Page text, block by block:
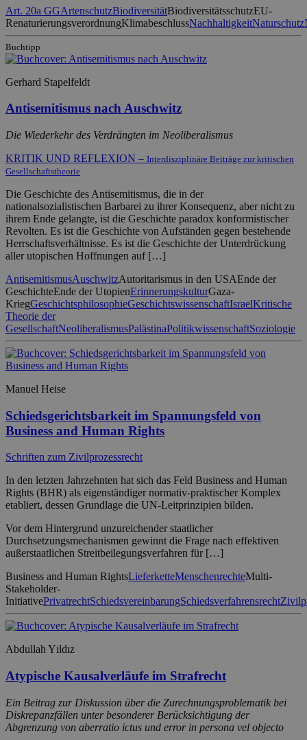
Art. 20a GGArtenschutzBiodiversitätBiodiversitätsschutzEU-
RenaturierungsverordnungKlimabeschlussNachhaltigkeitNaturschutz
Buchtipp
Gerhard Stapelfeldt
Antisemitismus nach Auschwitz
Die Wiederkehr des Verdrängten im Neoliberalismus
KRITIK UND REFLEXION – Interdisziplinäre Beiträge zur kritischen
Gesellschaftstheorie
Die Geschichte des Antisemitismus, die in der
nationalsozialistischen Barbarei zu ihrer Konsequenz, aber nicht zu
ihrem Ende gelangte, ist die Geschichte paradox konformistischer
Revolten. Es ist die Geschichte von Aufständen gegen bestehende
Herrschaftsverhältnisse. Es ist die Geschichte der Unterdrückung
aller utopischen Hoffnungen auf […]
AntisemitismusAuschwitzAutoritarismus in den USAEnde der
GeschichteEnde der UtopienErinnerungskulturGaza-
KriegGeschichtsphilosophieGeschichtswissenschaftIsraelKritische
Theorie der
GesellschaftNeoliberalismusPalästinaPolitikwissenschaftSoziologie
Manuel Heise
Schiedsgerichtsbarkeit im Spannungsfeld von
Business and Human Rights
Schriften zum Zivilprozessrecht
In den letzten Jahrzehnten hat sich das Feld Business and Human
Rights (BHR) als eigenständiger normativ-praktischer Komplex
etabliert, dessen Grundlage die UN-Leitprinzipien bilden.
Vor dem Hintergrund unzureichender staatlicher
Durchsetzungsmechanismen gewinnt die Frage nach effektiven
außerstaatlichen Streitbeilegungsverfahren für […]
Business and Human RightsLieferketteMenschenrechteMulti-
Stakeholder-
InitiativePrivatrechtSchiedsvereinbarungSchiedsverfahrensrecht
Abdullah Yıldız
Atypische Kausalverläufe im Strafrecht
Ein Beitrag zur Diskussion über die Zurechnungsproblematik bei
Diskrepanzfällen unter besonderer Berücksichtigung der
Abgrenzung von aberratio ictus und error in persona vel objecto